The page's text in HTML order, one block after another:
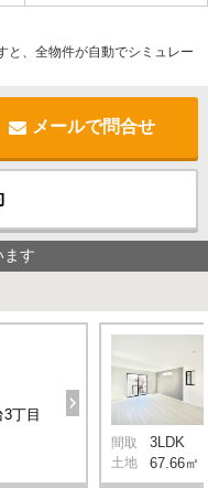
と、全物件が自動でシミュレー
メールで問合せ
ます
丁目
間取 3LDK
土地 67.66㎡